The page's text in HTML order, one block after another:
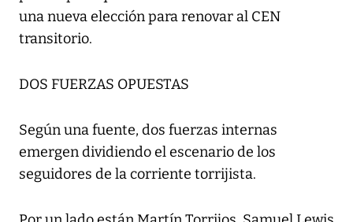
una nueva elección para renovar al CEN
transitorio.
DOS FUERZAS OPUESTAS
Según una fuente, dos fuerzas internas
emergen dividiendo el escenario de los
seguidores de la corriente torrijista.